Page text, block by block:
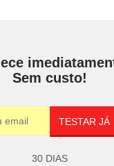
Sem custo!
TESTAR JÁ
30 DIAS